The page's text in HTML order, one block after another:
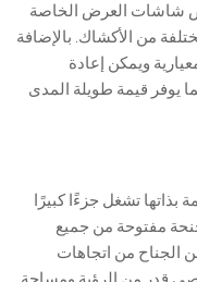
شاشات العرض الخاصة
من الأكشاك. بالإضافة
ويمكن إعادة
يوفر قيمة طويلة المدى
بذاتها تشغل جزءًا كبيرًا
مفتوحة من جميع
الجناح من اتجاهات